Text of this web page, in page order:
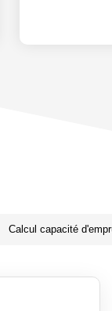
Calcul capacité